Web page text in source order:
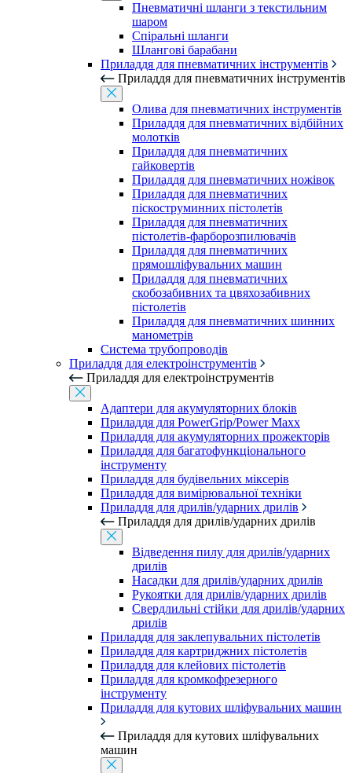
Пневматичні шланги з текстильним
шаром
Спіральні шланги
Шлангові барабани
Приладдя для пневматичних інструментів
Приладдя для пневматичних інструментів
Олива для пневматичних інструментів
Приладдя для пневматичних відбійних
молотків
Приладдя для пневматичних
гайковертів
Приладдя для пневматичних ножівок
Приладдя для пневматичних
піскоструминних пістолетів
Приладдя для пневматичних
пістолетів-фарборозпилювачів
Приладдя для пневматичних
прямошліфувальних машин
Приладдя для пневматичних
скобозабивних та цвяхозабивних
пістолетів
Приладдя для пневматичних шинних
манометрів
Система трубопроводів
Приладдя для електроінструментів
Приладдя для електроінструментів
Адаптери для акумуляторних блоків
Приладдя для PowerGrip/Power Maxx
Приладдя для акумуляторних прожекторів
Приладдя для багатофункціонального
інструменту
Приладдя для будівельних міксерів
Приладдя для вимірювальної техніки
Приладдя для дрилів/ударних дрилів
Приладдя для дрилів/ударних дрилів
Відведення пилу для дрилів/ударних
дрилів
Насадки для дрилів/ударних дрилів
Рукоятки для дрилів/ударних дрилів
Свердлильні стійки для дрилів/ударних
дрилів
Приладдя для заклепувальних пістолетів
Приладдя для картриджних пістолетів
Приладдя для клейових пістолетів
Приладдя для кромкофрезерного
інструменту
Приладдя для кутових шліфувальних машин
Приладдя для кутових шліфувальних
машин